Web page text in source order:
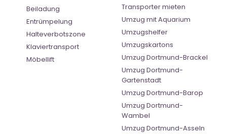
Beiladung
Entrümpelung
Halteverbotszone
Klaviertransport
Möbellift
Transporter mieten
Umzug mit Aquarium
Umzugshelfer
Umzugskartons
Umzug Dortmund-Brackel
Umzug Dortmund-
Gartenstadt
Umzug Dortmund-Barop
Umzug Dortmund-
Wambel
Umzug Dortmund-Asseln